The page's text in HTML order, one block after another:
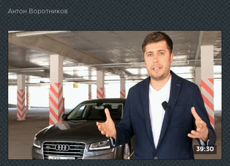
Антон Воротников
39:30